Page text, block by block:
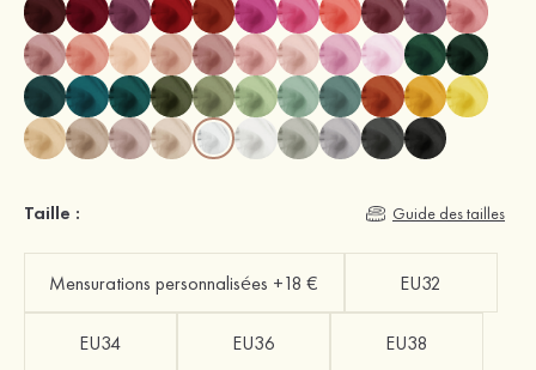
Taille : Guide des tailles
Mensurations personnalisées +18 € EU32
EU34 EU36 EU38